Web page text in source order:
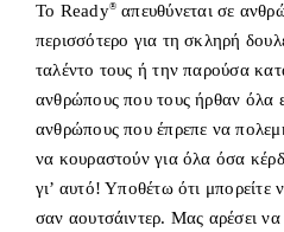
To Ready® απευθύνεται σε
περισσότερο για τη σκληρή
ταλέντο τους ή την παρούσα
ανθρώπους που τους ήρθαν όλα
ανθρώπους που έπρεπε να
να κουραστούν για όλα όσα
γι’ αυτό! Υποθέτω ότι μπορείτε
σαν αουτσάιντερ. Μας αρέσει να